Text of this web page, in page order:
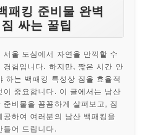
패킹 준비물 완벽
싸는 꿀팁
서울 도심에서 자연을 만끽할 수
경험입니다. 하지만, 짧은 시간 안
하는 백패킹 특성상 짐을 효율적
이 중요합니다. 이 글에서는 남산
준비물을 꼼꼼하게 살펴보고, 짐
공하여 여러분의 남산 백패킹을
들어 드립니다.